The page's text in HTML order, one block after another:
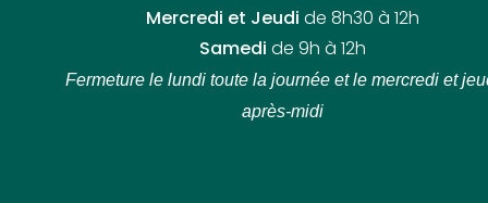
Mercredi et Jeudi de 8h30 à 12h
Samedi de 9h à 12h
Fermeture le lundi toute la journée et le mercredi et
après-midi